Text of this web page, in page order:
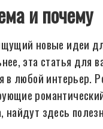
и почему
новые идеи
эта статья
в любой интерьер.
здесь